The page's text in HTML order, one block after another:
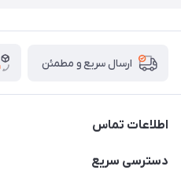
ارسال سریع و مطمئن
اطلاعات تماس
09171843500 و 07152240182
دسترسی سریع